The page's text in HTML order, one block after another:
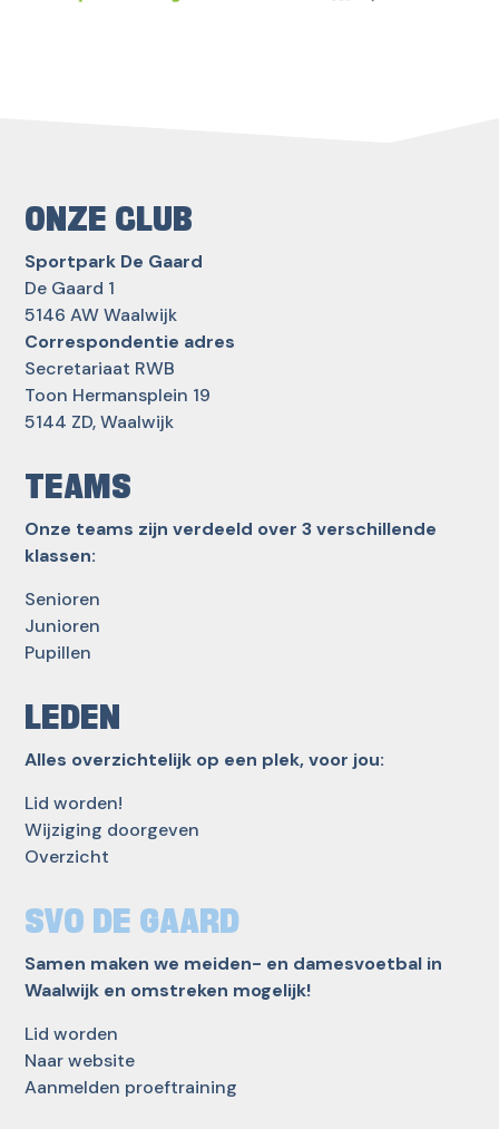
ONZE CLUB
Sportpark De Gaard
De Gaard 1
5146 AW Waalwijk
Correspondentie adres
Secretariaat RWB
Toon Hermansplein 19
5144 ZD, Waalwijk
TEAMS
Onze teams zijn verdeeld over 3 verschillende
klassen:
Senioren
Junioren
Pupillen
LEDEN
Alles overzichtelijk op een plek, voor jou:
Lid worden!
Wijziging doorgeven
Overzicht
SVO DE GAARD
Samen maken we meiden- en damesvoetbal in
Waalwijk en omstreken mogelijk!
Lid worden
Naar website
Aanmelden proeftraining